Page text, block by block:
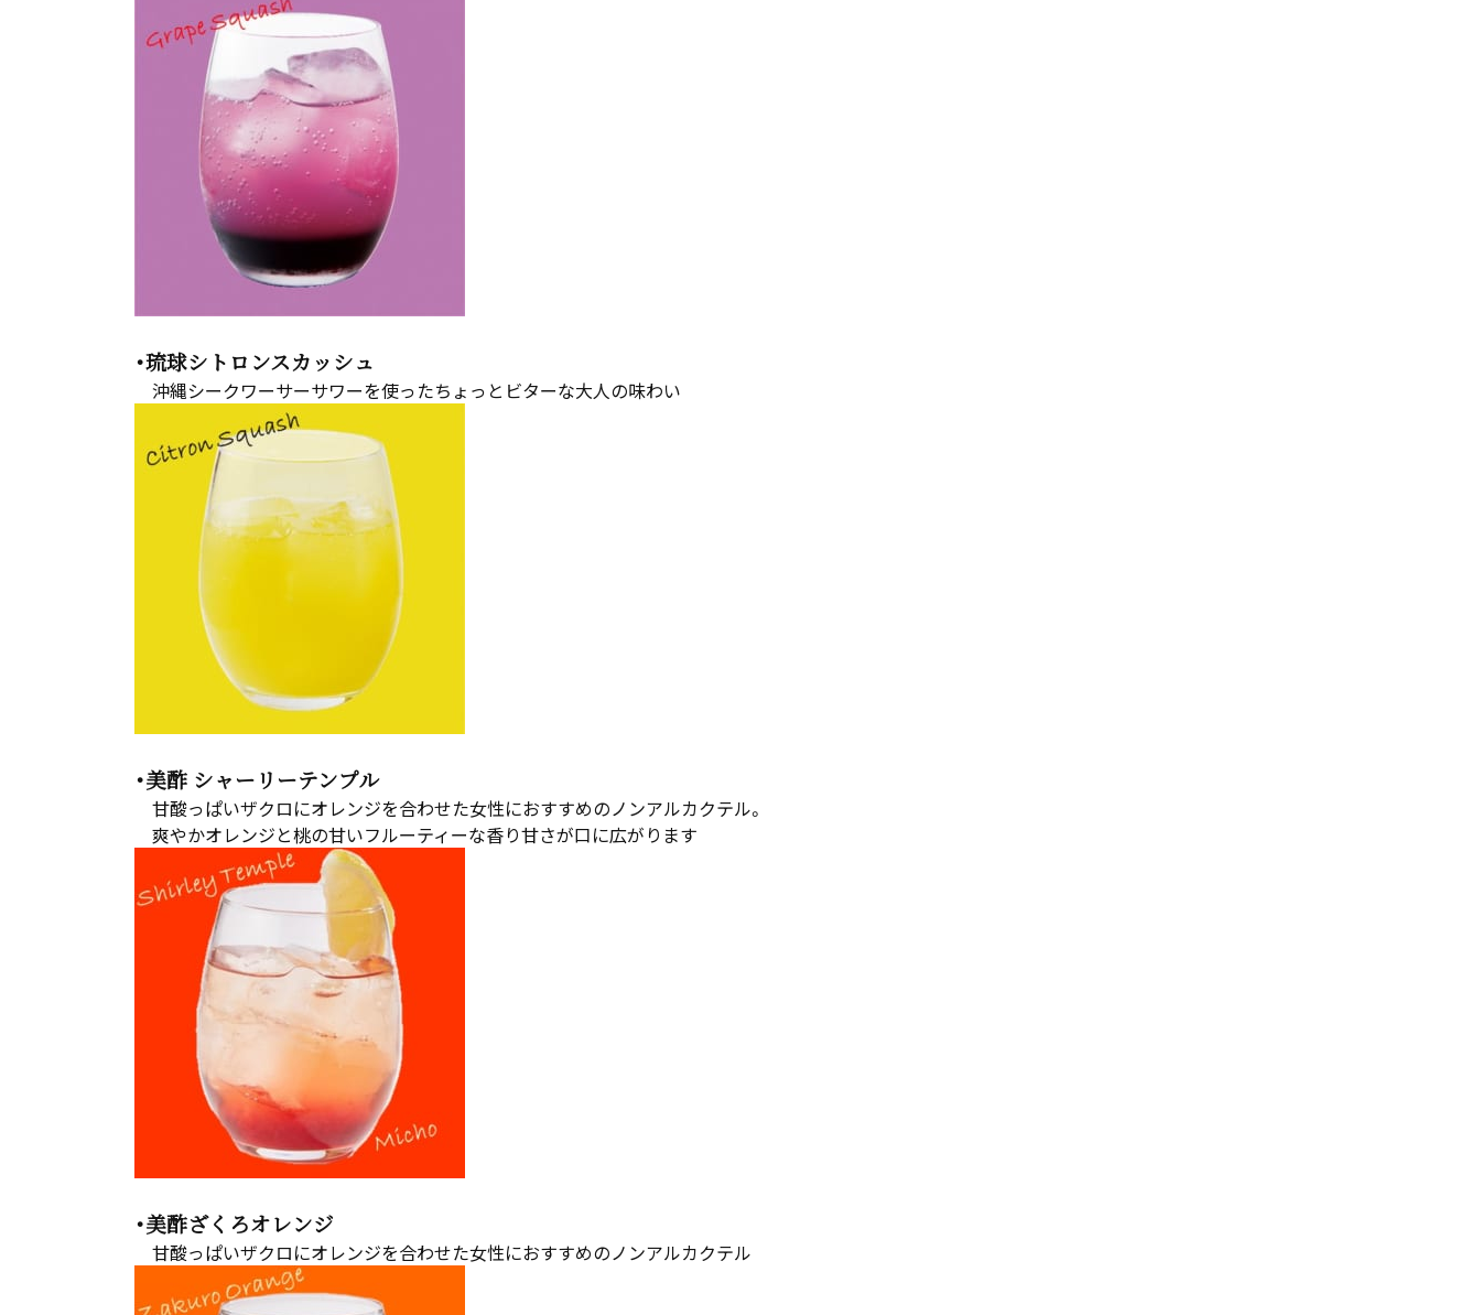
・琉球シトロンスカッシュ
沖縄シークワーサーサワーを使ったちょっとビターな大人の味わい
・美酢 シャーリーテンプル
甘酸っぱいザクロにオレンジを合わせた女性におすすめのノンアルカクテル。
爽やかオレンジと桃の甘いフルーティーな香り甘さが口に広がります
・美酢ざくろオレンジ
甘酸っぱいザクロにオレンジを合わせた女性におすすめのノンアルカクテル